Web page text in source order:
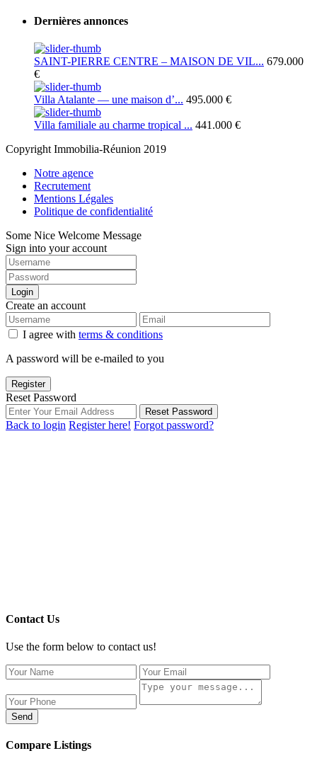
Dernières annonces
SAINT-PIERRE CENTRE – MAISON DE VIL... 679.000
€
Villa Atalante — une maison d’... 495.000 €
Villa familiale au charme tropical ... 441.000 €
Copyright Immobilia-Réunion 2019
Notre agence
Recrutement
Mentions Légales
Politique de confidentialité
Some Nice Welcome Message
Sign into your account
Login
Create an account
I agree with terms & conditions
A password will be e-mailed to you
Register
Reset Password
Reset Password
Back to login Register here! Forgot password?
Contact Us
Use the form below to contact us!
Send
Compare Listings